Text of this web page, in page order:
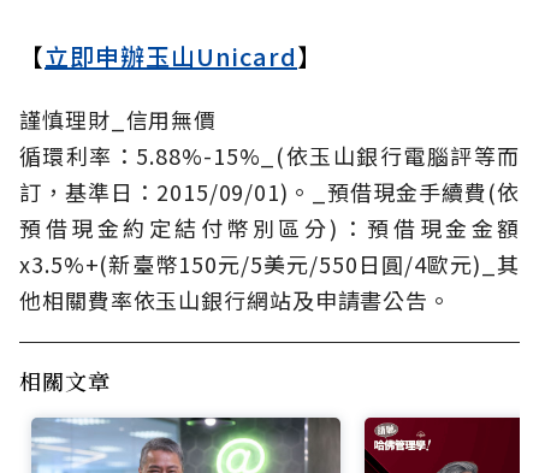
【立即申辦玉山Unicard】
謹慎理財_信用無價
循環利率：5.88%-15%_(依玉山銀行電腦評等而
訂，基準日：2015/09/01)。_預借現金手續費(依
預借現金約定結付幣別區分)：預借現金金額
x3.5%+(新臺幣150元/5美元/550日圓/4歐元)_其
他相關費率依玉山銀行網站及申請書公告。
相關文章